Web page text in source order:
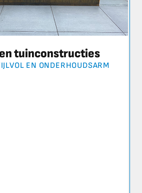
tuinconstructies
EN ONDERHOUDSARM